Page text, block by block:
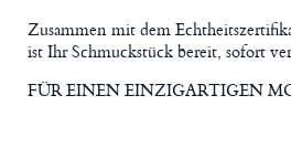
Zusammen mit dem
ist Ihr Schmuckstück bereit, sofort
FÜR EINEN EINZIGARTIGEN